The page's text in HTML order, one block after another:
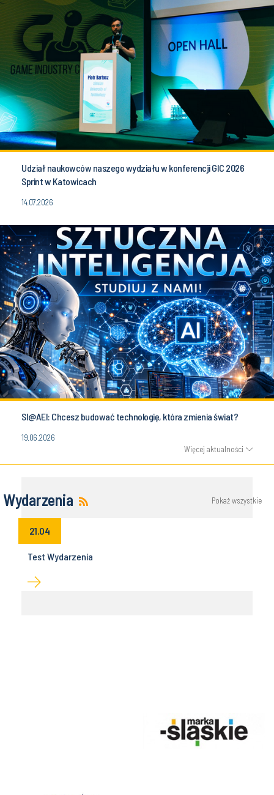
Udział naukowców naszego wydziału w konferencji GIC 2026
Sprint w Katowicach
14.07.2026
SI@AEI: Chcesz budować technologię, która zmienia świat?
19.06.2026
Więcej aktualności
Wydarzenia Pokaż wszystkie
21.04
Test Wydarzenia